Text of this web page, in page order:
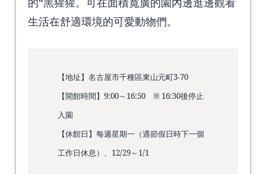
生活在舒適環境的可愛動物們。
【地址】名古屋市千種區東山元町3-70
【開館時間】9:00～16:50 ※ 16:30後停止
入園
【休館日】每週星期一（遇節假日時下一個
工作日休息）、12/29～1/1